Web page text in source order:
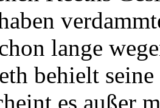
lange
behielt
es außer